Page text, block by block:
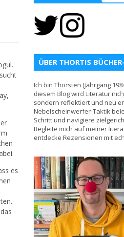
es
ÜBER THORTIS
Ich bin Thorsten (Jahrgang
diesem Blog wird Literatur
sondern reflektiert und neu
Nebelscheinwerfer-Taktik
Schritt und navigiere
Begleite mich auf meiner
entdecke Rezensionen mit